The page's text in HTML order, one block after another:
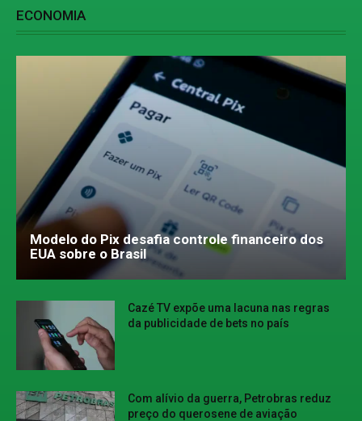
ECONOMIA
Modelo do Pix desafia controle financeiro dos
EUA sobre o Brasil
Cazé TV expõe uma lacuna nas regras
da publicidade de bets no país
Com alívio da guerra, Petrobras reduz
preço do querosene de aviação